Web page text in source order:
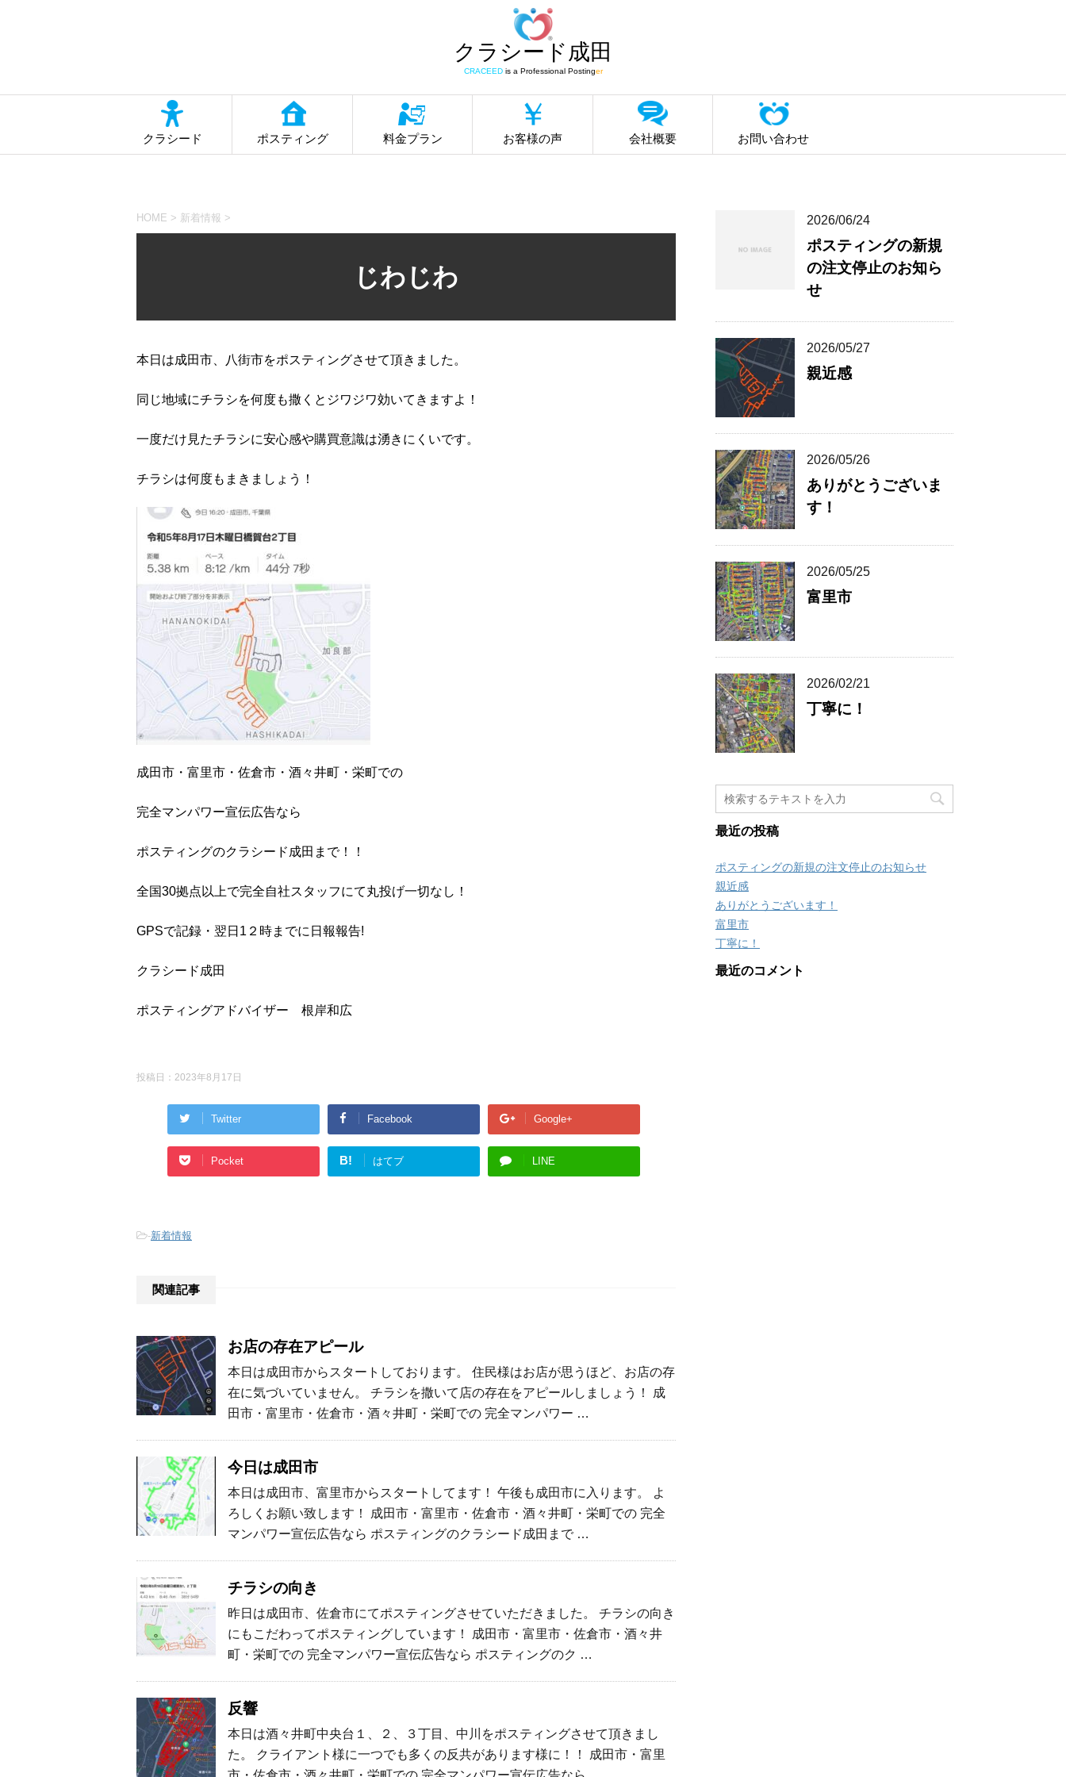
クラシード成田
CRACEEDis a Professional Postinger
クラシード ポスティング 料金プラン お客様の声 会社概要 お問い合わせ
HOME > 新着情報 >
じわじわ
本日は成田市、八街市をポスティングさせて頂きました。
同じ地域にチラシを何度も撒くとジワジワ効いてきますよ！
一度だけ見たチラシに安心感や購買意識は湧きにくいです。
チラシは何度もまきましょう！
成田市・富里市・佐倉市・酒々井町・栄町での
完全マンパワー宣伝広告なら
ポスティングのクラシード成田まで！！
全国30拠点以上で完全自社スタッフにて丸投げ一切なし！
GPSで記録・翌日1２時までに日報報告!
クラシード成田
ポスティングアドバイザー 根岸和広
投稿日： 2023年8月17日
Twitter Facebook Google+
Pocket B! はてブ LINE
-新着情報
関連記事
お店の存在アピール
本日は成田市からスタートしております。 住民様はお店が思うほど、お店の存
在に気づいていません。 チラシを撒いて店の存在をアピールしましょう！ 成
田市・富里市・佐倉市・酒々井町・栄町での 完全マンパワー …
今日は成田市
本日は成田市、富里市からスタートしてます！ 午後も成田市に入ります。 よ
ろしくお願い致します！ 成田市・富里市・佐倉市・酒々井町・栄町での 完全
マンパワー宣伝広告なら ポスティングのクラシード成田まで …
チラシの向き
昨日は成田市、佐倉市にてポスティングさせていただきました。 チラシの向き
にもこだわってポスティングしています！ 成田市・富里市・佐倉市・酒々井
町・栄町での 完全マンパワー宣伝広告なら ポスティングのク …
反響
本日は酒々井町中央台１、２、３丁目、中川をポスティングさせて頂きまし
た。 クライアント様に一つでも多くの反共があります様に！！ 成田市・富里
2026/06/24
ポスティングの新規
の注文停止のお知ら
せ
2026/05/27
親近感
2026/05/26
ありがとうございま
す！
2026/05/25
富里市
2026/02/21
丁寧に！
最近の投稿
ポスティングの新規の注文停止のお知らせ
親近感
ありがとうございます！
富里市
丁寧に！
最近のコメント